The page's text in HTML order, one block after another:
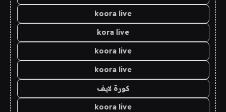
koora live
kora live
koora live
koora live
كورة لايف
koora live